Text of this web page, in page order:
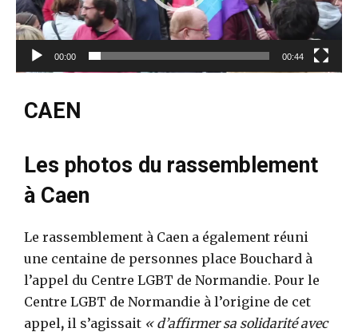
u
r
i
00:00 00:44
CAEN
Les photos du rassemblement
à Caen
Le rassemblement à Caen a également réuni
une centaine de personnes place Bouchard à
l’appel du Centre LGBT de Normandie. Pour le
Centre LGBT de Normandie à l’origine de cet
appel, il s’agissait « d’affirmer sa solidarité avec